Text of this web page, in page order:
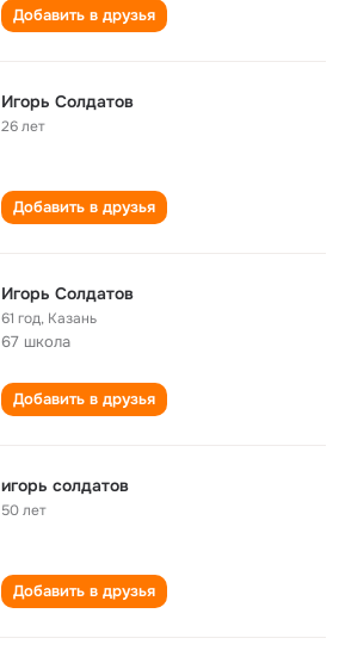
Добавить в друзья
Игорь Солдатов
26 лет
Добавить в друзья
Игорь Солдатов
61 год, Казань
67 школа
Добавить в друзья
игорь солдатов
50 лет
Добавить в друзья